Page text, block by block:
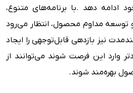
ادامه دهد .با برنامه‌های متنوع،
توسعه مداوم محصول، انتظار می‌رود
نیز بازدهی قابل‌توجهی را ایجاد
وارد این فرصت شوند می‌توانند از
بهره‌مند شوند.